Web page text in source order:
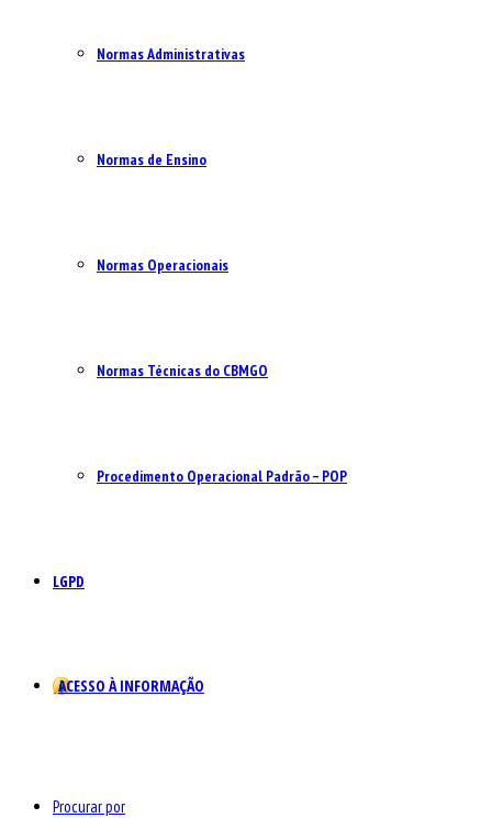
Normas Administrativas
Normas de Ensino
Normas Operacionais
Normas Técnicas do CBMGO
Procedimento Operacional Padrão – POP
LGPD
ACESSO À INFORMAÇÃO
Procurar por